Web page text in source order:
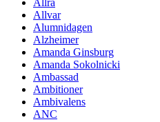
Allvar
Alumnidagen
Alzheimer
Amanda Ginsburg
Amanda Sokolnicki
Ambassad
Ambitioner
Ambivalens
ANC